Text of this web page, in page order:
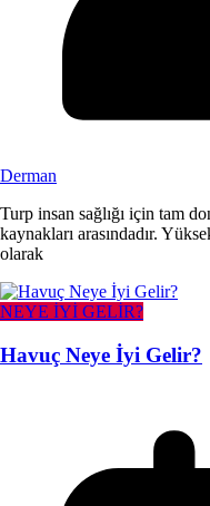
Derman
Turp insan sağlığı için tam
kaynakları arasındadır.
olarak
NEYE İYİ GELİR?
Havuç Neye İyi Gelir?